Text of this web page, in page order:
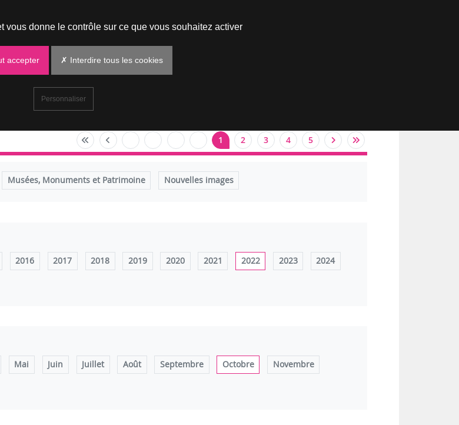
1 2 3 4 5
Musées, Monuments et Patrimoine Nouvelles images
2016 2017 2018 2019 2020 2021 2022 2023 2024
Mai Juin Juillet Août Septembre Octobre Novembre
vous donne le contrôle sur ce que vous souhaitez activer
accepter ✗ Interdire tous les cookies
Personnaliser